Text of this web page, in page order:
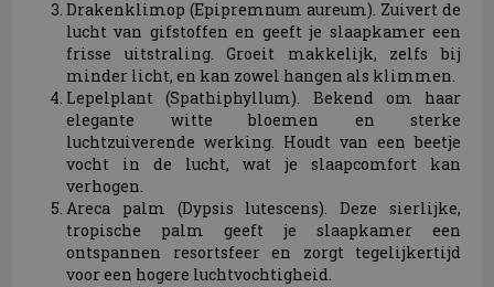
Drakenklimop (Epipremnum aureum). Zuivert de
lucht van gifstoffen en geeft je slaapkamer een
frisse uitstraling. Groeit makkelijk, zelfs bij
minder licht, en kan zowel hangen als klimmen.
Lepelplant (Spathiphyllum). Bekend om haar
elegante witte bloemen en sterke
luchtzuiverende werking. Houdt van een beetje
vocht in de lucht, wat je slaapcomfort kan
verhogen.
Areca palm (Dypsis lutescens). Deze sierlijke,
tropische palm geeft je slaapkamer een
ontspannen resortsfeer en zorgt tegelijkertijd
voor een hogere luchtvochtigheid.